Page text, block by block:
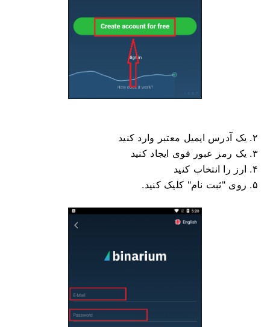
۲. یک آدرس ایمیل معتبر وارد کنید
۳. یک رمز عبور قوی ایجاد کنید
۴. ارز را انتخاب کنید
۵. روی "ثبت نام" کلیک کنید.